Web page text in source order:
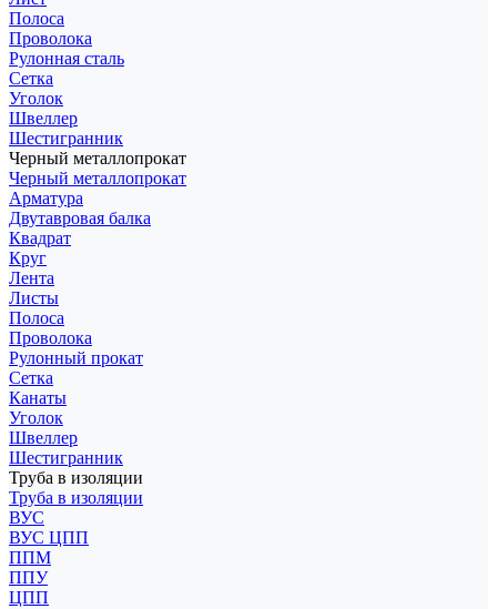
Полоса
Проволока
Рулонная сталь
Сетка
Уголок
Швеллер
Шестигранник
Черный металлопрокат
Черный металлопрокат
Арматура
Двутавровая балка
Квадрат
Круг
Лента
Листы
Полоса
Проволока
Рулонный прокат
Сетка
Канаты
Уголок
Швеллер
Шестигранник
Труба в изоляции
Труба в изоляции
ВУС
ВУС ЦПП
ППМ
ППУ
ЦПП